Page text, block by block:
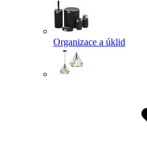
Organizace a úklid